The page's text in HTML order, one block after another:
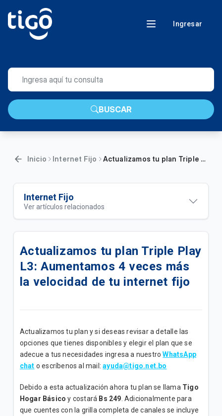
Ingresar
BUSCAR
Inicio Internet Fijo Actualizamos tu plan Triple Play L3: Aumentamos 4 veces más la velocidad de tu internet fijo
Internet Fijo
Ver artículos relacionados
Oferta Más Ahorro | Plan Full Tigo Básico
Disfruta de todos los beneficios de tu plan Full Tigo
Básico
Disfruta de los beneficios de tu plan "Full Tigo + Tv
Convenio
Disfruta de los beneficios de tu plan "Full Tigo + Tv
Convenio A"
Disfruta de todos los beneficios de tu plan “Internet
Avanzado”
Actualizamos tu plan Triple Play
L3: Aumentamos 4 veces más
la velocidad de tu internet fijo
Actualizamos tu plan y si deseas revisar a detalle las
opciones que tienes disponibles y elegir el plan que se
adecue a tus necesidades ingresa a nuestro WhatsApp
chat o escríbenos al mail:ayuda@tigo.net.bo
Debido a esta actualización ahora tu plan se llama Tigo
Hogar Básico y costará Bs 249 . Adicionalmente para
que cuentes con la grilla completa de canales se incluye